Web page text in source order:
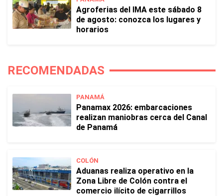
Agroferias del IMA este sábado 8
de agosto: conozca los lugares y
horarios
RECOMENDADAS
PANAMÁ
Panamax 2026: embarcaciones
realizan maniobras cerca del Canal
de Panamá
COLÓN
Aduanas realiza operativo en la
Zona Libre de Colón contra el
comercio ilícito de cigarrillos